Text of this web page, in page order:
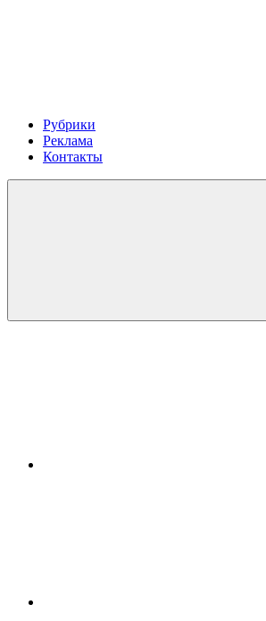
Рубрики
Реклама
Контакты